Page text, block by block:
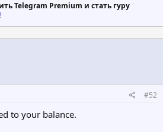
Telegram Premium и стать гуру
#52
to your balance.